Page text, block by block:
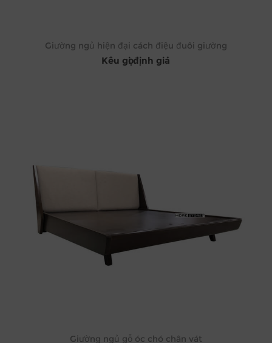
Giường ngủ hiện đại cách điệu đuôi giường
Kêu gọi định giá
Giường ngủ gỗ óc chó chân vát